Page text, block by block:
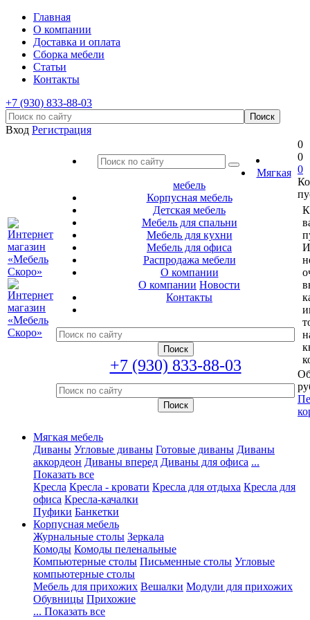
Главная
О компании
Доставка и оплата
Сборка мебели
Статьи
Контакты
+7 (930) 833-88-03
Вход Регистрация
Мягкая
мебель
Корпусная мебель
Детская мебель
Мебель для спальни
Мебель для кухни
Мебель для офиса
Распродажа мебели
О компании
О компании Новости
Контакты
+7 (930) 833-88-03
0
0
0
Мягкая мебель
Диваны Угловые диваны Готовые диваны Диваны
аккордеон Диваны вперед Диваны для офиса ...
Показать все
Кресла Кресла - кровати Кресла для отдыха Кресла для
офиса Кресла-качалки
Пуфики Банкетки
Корпусная мебель
Журнальные столы Зеркала
Комоды Комоды пеленальные
Компьютерные столы Письменные столы Угловые
компьютерные столы
Мебель для прихожих Вешалки Модули для прихожих
Обувницы Прихожие
... Показать все